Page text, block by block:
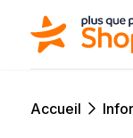
Accueil